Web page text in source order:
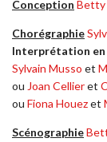
Conception Betty
Chorégraphie
Interprétation en
Sylvain Musso et
ou Joan Cellieret
ou Fiona Houezet
Scénographie